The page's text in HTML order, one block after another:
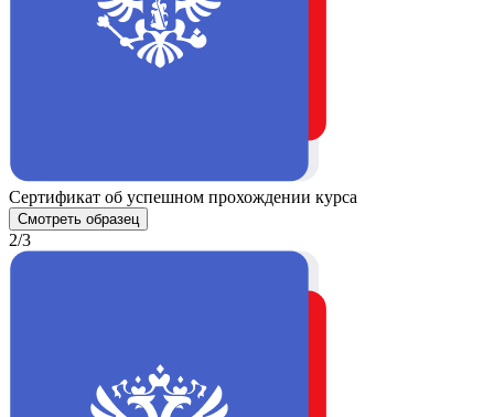
Сертификат об успешном прохождении курса
Смотреть образец
2/3